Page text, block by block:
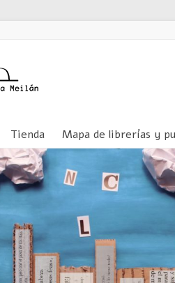
Tienda Mapa de librerías y